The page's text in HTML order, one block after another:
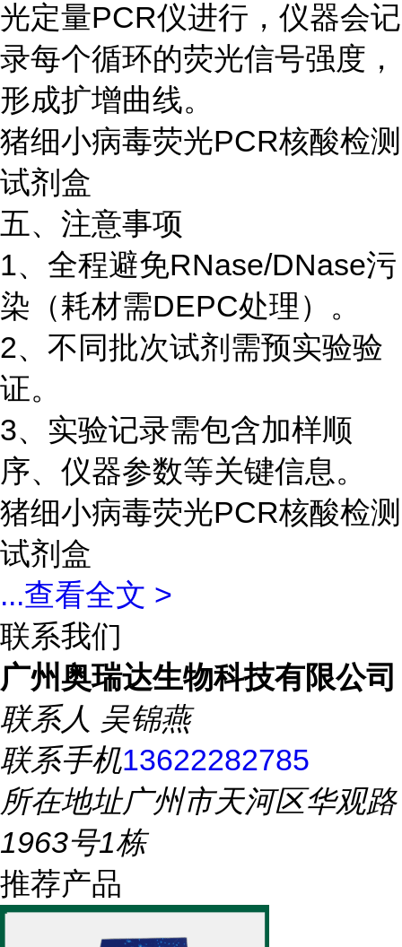
光定量PCR仪进行，仪器会记
录每个循环的荧光信号强度，
形成扩增曲线。
猪细小病毒荧光PCR核酸检测
试剂盒
五、注意事项
1、全程避免RNase/DNase污
染（耗材需DEPC处理）。
2、不同批次试剂需预实验验
证。
3、实验记录需包含加样顺
序、仪器参数等关键信息。
猪细小病毒荧光PCR核酸检测
试剂盒
...查看全文 >
联系我们
广州奥瑞达生物科技有限公司
联系人 吴锦燕
联系手机13622282785
所在地址广州市天河区华观路
1963号1栋
推荐产品